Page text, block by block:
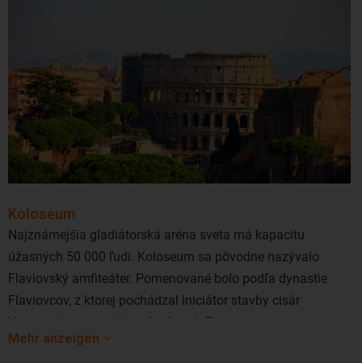
Koloseum
Najznámejšia gladiátorská aréna sveta má kapacitu
úžasných 50 000 ľudí. Koloseum sa pôvodne nazývalo
Flaviovský amfiteáter. Pomenované bolo podľa dynastie
Flaviovcov, z ktorej pochádzal iniciátor stavby cisár
Vespaziánus a jej dokončiteľ cisár Titus.
Mehr anzeigen